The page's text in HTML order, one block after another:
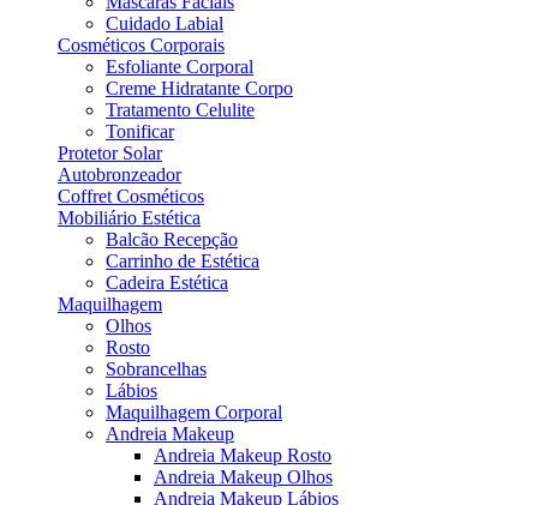
Cuidado Labial
Cosméticos Corporais
Esfoliante Corporal
Creme Hidratante Corpo
Tratamento Celulite
Tonificar
Protetor Solar
Autobronzeador
Coffret Cosméticos
Mobiliário Estética
Balcão Recepção
Carrinho de Estética
Cadeira Estética
Maquilhagem
Olhos
Rosto
Sobrancelhas
Lábios
Maquilhagem Corporal
Andreia Makeup
Andreia Makeup Rosto
Andreia Makeup Olhos
Andreia Makeup Lábios